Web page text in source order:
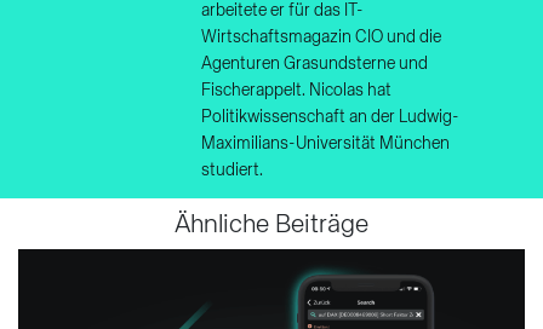
arbeitete er für das IT-
Wirtschaftsmagazin CIO und die
Agenturen Grasundsterne und
Fischerappelt. Nicolas hat
Politikwissenschaft an der Ludwig-
Maximilians-Universität München
studiert.
Ähnliche Beiträge